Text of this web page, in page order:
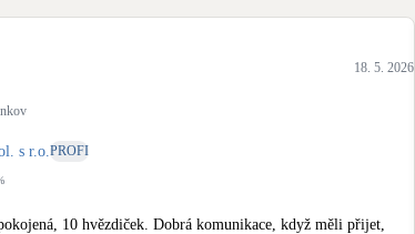
Solární termický systém
Okna / dveře
18. 5. 2026
s r.o. PROFI
10 hvězdiček. Dobrá komunikace, když měli přijet,